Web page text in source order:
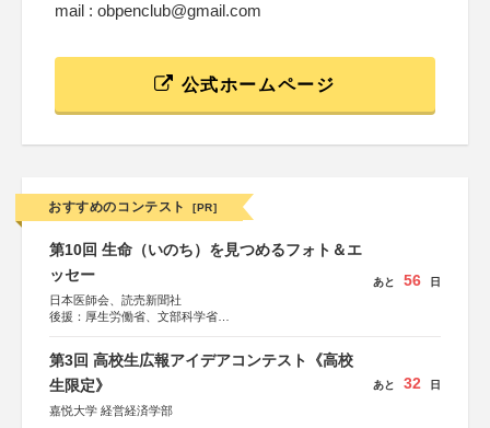
mail : obpenclub@gmail.com
公式ホームページ
おすすめのコンテスト [PR]
第10回 生命（いのち）を見つめるフォト＆エ
ッセー
日本医師会、読売新聞社
後援：厚生労働省、文部科学省
しん生命保険株式会社
あと 56 日
第3回 高校生広報アイデアコンテスト《高校
生限定》
嘉悦大学 経営経済学部
あと 32 日